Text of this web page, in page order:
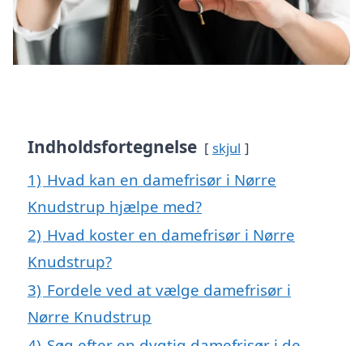
Indholdsfortegnelse skjul
1) Hvad kan en damefrisør i Nørre
Knudstrup hjælpe med?
2) Hvad koster en damefrisør i Nørre
Knudstrup?
3) Fordele ved at vælge damefrisør i
Nørre Knudstrup